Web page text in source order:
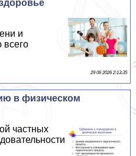
и
всего
29 06 2026 2:13:35
в физическом
частных